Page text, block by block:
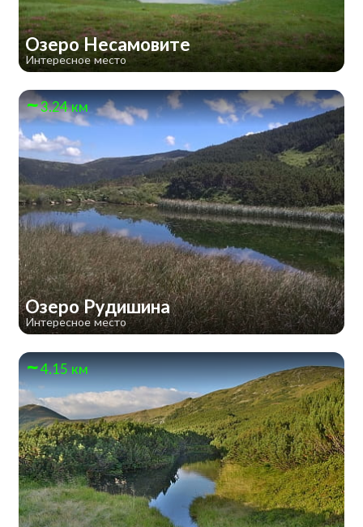
Озеро Несамовите
Интересное место
3.24 км
Озеро Рудишина
Интересное место
4.15 км